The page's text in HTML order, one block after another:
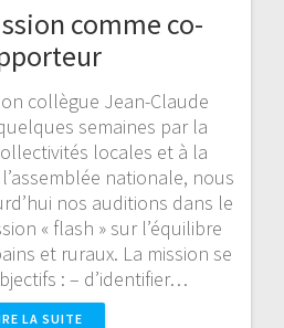
comme co-
collègue Jean-Claude
semaines par la
locales et à la
nationale, nous
nos auditions dans le
« flash » sur l’équilibre
et ruraux. La mission se
: – d’identifier…
LA SUITE